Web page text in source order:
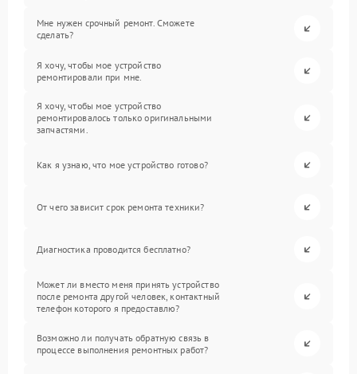
Мне нужен срочный ремонт. Сможете
сделать?
Я хочу, чтобы мое устройство
ремонтировали при мне.
Я хочу, чтобы мое устройство
ремонтировалось только оригинальными
запчастями.
Как я узнаю, что мое устройство готово?
От чего зависит срок ремонта техники?
Диагностика проводится бесплатно?
Может ли вместо меня принять устройство
после ремонта другой человек, контактный
телефон которого я предоставлю?
Возможно ли получать обратную связь в
процессе выполнения ремонтных работ?